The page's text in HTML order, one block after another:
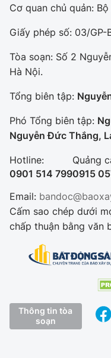
Cơ quan chủ quản:
Giấy phép số: 03/GP-
Tòa soạn: Số 2
Hà Nội.
Tổng biên tập:
Phó Tổng biên tập:
Nguyễn Đức Thắng,
Hotline:
0901 514 799
Quảng
0915
Email:
Cấm sao chép dưới
chấp thuận bằng văn
Thông tin tòa
soạn